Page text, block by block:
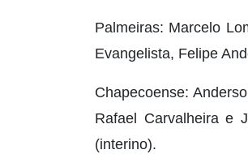
Palmeiras: Marcelo
Evangelista, Felipe
Chapecoense:
Rafael Carvalheira e
(interino).